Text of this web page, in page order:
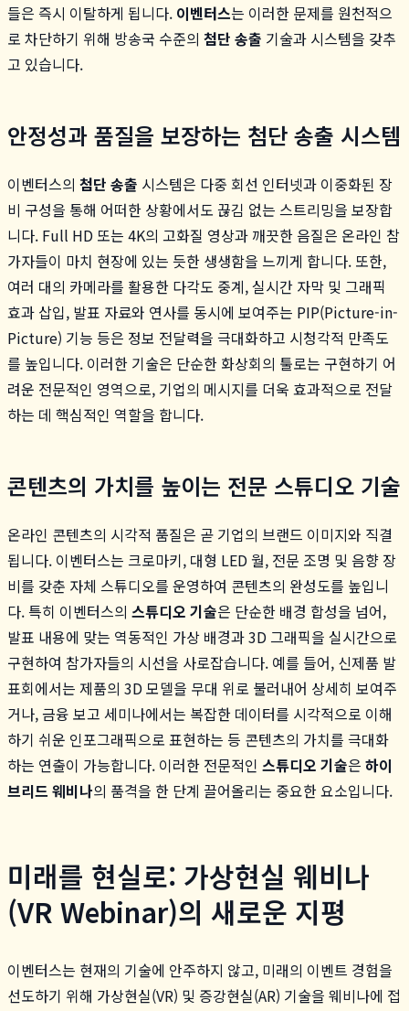
들은 즉시 이탈하게 됩니다. 이벤터스는 이러한 문제를 원천적으
로 차단하기 위해 방송국 수준의 첨단 송출 기술과 시스템을 갖추
고 있습니다.
안정성과 품질을 보장하는 첨단 송출 시스템
이벤터스의 첨단 송출 시스템은 다중 회선 인터넷과 이중화된 장
비 구성을 통해 어떠한 상황에서도 끊김 없는 스트리밍을 보장합
니다. Full HD 또는 4K의 고화질 영상과 깨끗한 음질은 온라인 참
가자들이 마치 현장에 있는 듯한 생생함을 느끼게 합니다. 또한,
여러 대의 카메라를 활용한 다각도 중계, 실시간 자막 및 그래픽
효과 삽입, 발표 자료와 연사를 동시에 보여주는 PIP(Picture-in-
Picture) 기능 등은 정보 전달력을 극대화하고 시청각적 만족도
를 높입니다. 이러한 기술은 단순한 화상회의 툴로는 구현하기 어
려운 전문적인 영역으로, 기업의 메시지를 더욱 효과적으로 전달
하는 데 핵심적인 역할을 합니다.
콘텐츠의 가치를 높이는 전문 스튜디오 기술
온라인 콘텐츠의 시각적 품질은 곧 기업의 브랜드 이미지와 직결
됩니다. 이벤터스는 크로마키, 대형 LED 월, 전문 조명 및 음향 장
비를 갖춘 자체 스튜디오를 운영하여 콘텐츠의 완성도를 높입니
다. 특히 이벤터스의 스튜디오 기술은 단순한 배경 합성을 넘어,
발표 내용에 맞는 역동적인 가상 배경과 3D 그래픽을 실시간으로
구현하여 참가자들의 시선을 사로잡습니다. 예를 들어, 신제품 발
표회에서는 제품의 3D 모델을 무대 위로 불러내어 상세히 보여주
거나, 금융 보고 세미나에서는 복잡한 데이터를 시각적으로 이해
하기 쉬운 인포그래픽으로 표현하는 등 콘텐츠의 가치를 극대화
하는 연출이 가능합니다. 이러한 전문적인 스튜디오 기술은 하이
브리드 웨비나의 품격을 한 단계 끌어올리는 중요한 요소입니다.
미래를 현실로: 가상현실 웨비나
(VR Webinar)의 새로운 지평
이벤터스는 현재의 기술에 안주하지 않고, 미래의 이벤트 경험을
선도하기 위해 가상현실(VR) 및 증강현실(AR) 기술을 웨비나에 접